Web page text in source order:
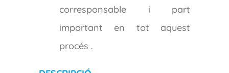
corresponsable i part
important en tot aquest
procés .